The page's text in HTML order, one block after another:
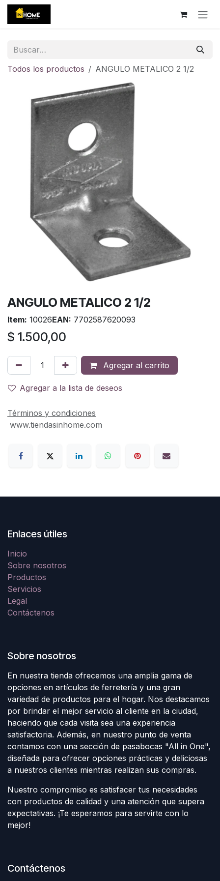
Ir al contenido
Todos los productos ANGULO METALICO 2 1/2
ANGULO METALICO 2 1/2
Item: 10026EAN: 7702587620093
$ 1.500,00
Agregar al carrito
Agregar a la lista de deseos
Términos y condiciones
www.tiendasinhome.com
Enlaces útiles
Inicio
Sobre nosotros
Productos
Servicios
Legal
Contáctenos
Sobre nosotros
En nuestra tienda ofrecemos una amplia gama de
opciones en artículos de ferretería y una gran
variedad de productos para el hogar. Nos destacamos
por brindar el mejor servicio al cliente en la ciudad,
haciendo que cada visita sea una experiencia
satisfactoria. Además, en nuestro punto de venta
contamos con una sección de pasabocas "All in One",
diseñada para ofrecer opciones prácticas y deliciosas
a nuestros clientes mientras realizan sus compras.
Nuestro compromiso es satisfacer tus necesidades
con productos de calidad y una atención que supera
expectativas. ¡Te esperamos para servirte con lo
mejor!
Contáctenos